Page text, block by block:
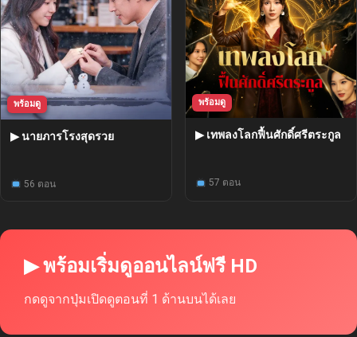
พร้อมดู
▶ นายภารโรงสุดรวย
56 ตอน
พร้อมดู
▶ เทพลงโลกฟื้นศักดิ์ศรีตระกูล
57 ตอน
▶ พร้อมเริ่มดูออนไลน์ฟรี HD
กดดูจากปุ่มเปิดดูตอนที่ 1 ด้านบนได้เลย